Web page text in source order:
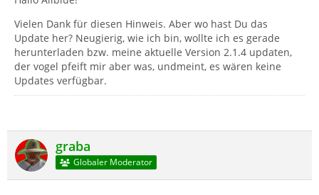
Vielen Dank für diesen Hinweis. Aber wo hast Du das
Update her? Neugierig, wie ich bin, wollte ich es gerade
herunterladen bzw. meine aktuelle Version 2.1.4 updaten,
der vogel pfeift mir aber was, undmeint, es wären keine
Updates verfügbar.
graba
Globaler Moderator